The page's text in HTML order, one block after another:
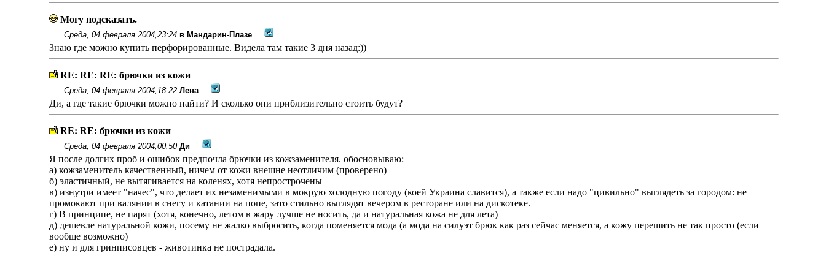
Могу подсказать.
Среда, 04 февраля 2004,23:24 в Мандарин-Плазе
Знаю где можно купить перфорированные. Видела там такие 3 дня назад:))
RE: RE: RE: брючки из кожи
Среда, 04 февраля 2004,18:22 Лена
Ди, а где такие брючки можно найти? И сколько они приблизительно стоить будут?
RE: RE: брючки из кожи
Среда, 04 февраля 2004,00:50 Ди
Я после долгих проб и ошибок предпочла брючки из кожзаменителя. обосновываю:
а) кожзаменитель качественный, ничем от кожи внешне неотличим (проверено)
б) эластичный, не вытягивается на коленях, хотя непрострочены
в) изнутри имеет "начес", что делает их незаменимыми в мокрую холодную погоду (коей Украина славится), а также если надо "цивильно" выглядеть за городом: не
промокают при валянии в снегу и катании на попе, зато стильно выглядят вечером в ресторане или на дискотеке.
г) В принципе, не парят (хотя, конечно, летом в жару лучше не носить, да и натуральная кожа не для лета)
д) дешевле натуральной кожи, посему не жалко выбросить, когда поменяется мода (а мода на силуэт брюк как раз сейчас меняется, а кожу перешить не так просто (если
вообще возможно)
е) ну и для гринписовцев - животинка не пострадала.